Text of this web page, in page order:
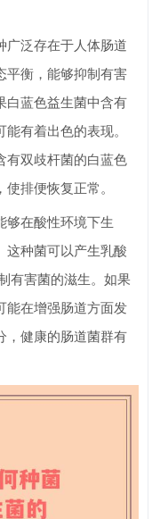
广泛存在于人体肠道
平衡，能够抑制有害
白蓝色益生菌中含有
有着出色的表现。
有双歧杆菌的白蓝色
排便恢复正常。
够在酸性环境下生
这种菌可以产生乳酸
有害菌的滋生。如果
能在增强肠道方面发
，健康的肠道菌群有